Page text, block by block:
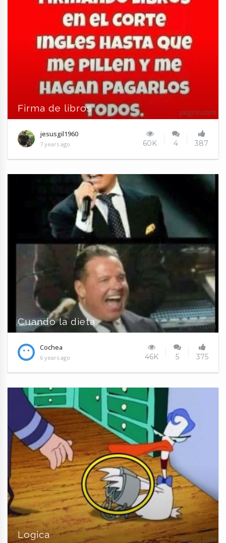
Firma de libros
jesusgil1960
7 years ago 60K 4 387
Cuando la dieta
Cochea
6 years ago 46K 5 375
Logica